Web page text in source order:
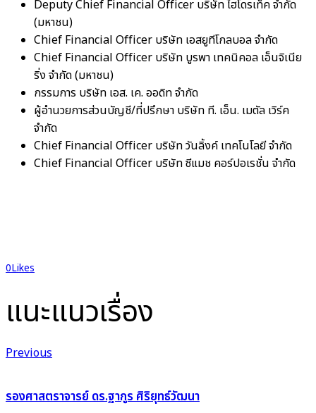
Deputy Chief Financial Officer บริษัท ไฮโดรเท็ค จำกัด
(มหาชน)
Chief Financial Officer บริษัท เอสยูทีโกลบอล จำกัด
Chief Financial Officer บริษัท บูรพา เทคนิคอล เอ็นจิเนีย
ริ่ง จำกัด (มหาชน)
กรรมการ บริษัท เอส. เค. ออดิท จำกัด
ผู้อำนวยการส่วนบัญชี/ที่ปรึกษา บริษัท ที. เอ็น. เมตัล เวิร์ค
จำกัด
Chief Financial Officer บริษัท วันลิ้งค์ เทคโนโลยี จำกัด
Chief Financial Officer บริษัท ซีแมช คอร์ปอเรชั่น จำกัด
0Likes
แนะแนวเรื่อง
Previous
รองศาสตราจารย์ ดร.ฐากูร ศิริยุทธ์วัฒนา